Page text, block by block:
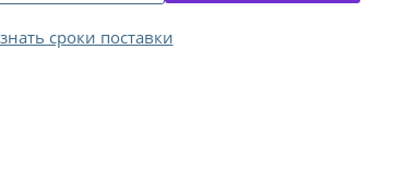
сроки поставки